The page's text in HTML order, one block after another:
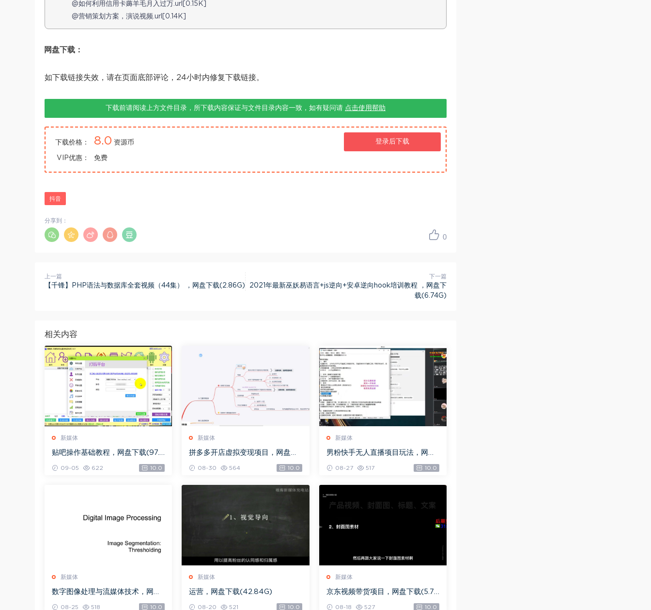
@如何利用信用卡薅羊毛月入过万.url[0.15K]
@营销策划方案，演说视频.url[0.14K]
网盘下载：
如下载链接失效，请在页面底部评论，24小时内修复下载链接。
下载前请阅读上方文件目录，所下载内容保证与文件目录内容一致，如有疑问请 点击使用帮助
下载价格： 8.0 资源币
VIP优惠： 免费
登录后下载
抖音
0
分享到：
上一篇
【千锋】PHP语法与数据库全套视频（44集） ，网盘下载(2.86G)
下一篇
2021年最新巫妖易语言+js逆向+安卓逆向hook培训教程 ，网盘下
载(6.74G)
相关内容
新媒体
贴吧操作基础教程，网盘下载(97.5
09-05 622 10.0
新媒体
拼多多开店虚拟变现项目，网盘下
08-30 564 10.0
新媒体
男粉快手无人直播项目玩法，网盘
08-27 517 10.0
新媒体
数字图像处理与流媒体技术，网盘
08-25 518 10.0
新媒体
运营，网盘下载(42.84G)
08-20 521 10.0
新媒体
京东视频带货项目，网盘下载(5.72
08-18 527 10.0